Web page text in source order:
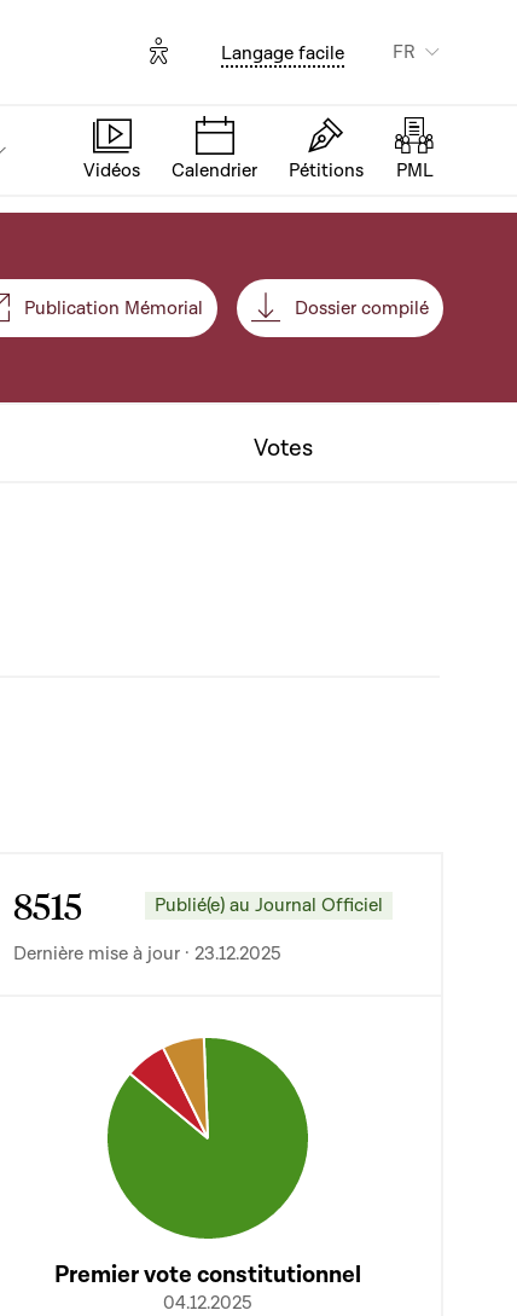
Options d'accessibilité
Langage facile FR
Vidéos Calendrier Pétitions PML
Publication Mémorial Dossier compilé
Votes
8515 Publié(e) au Journal Officiel
Dernière mise à jour · 23.12.2025
Premier vote constitutionnel
04.12.2025